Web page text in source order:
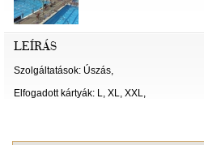
LEÍRÁS
Szolgáltatások: Úszás,
Elfogadott kártyák: L, XL, XXL,